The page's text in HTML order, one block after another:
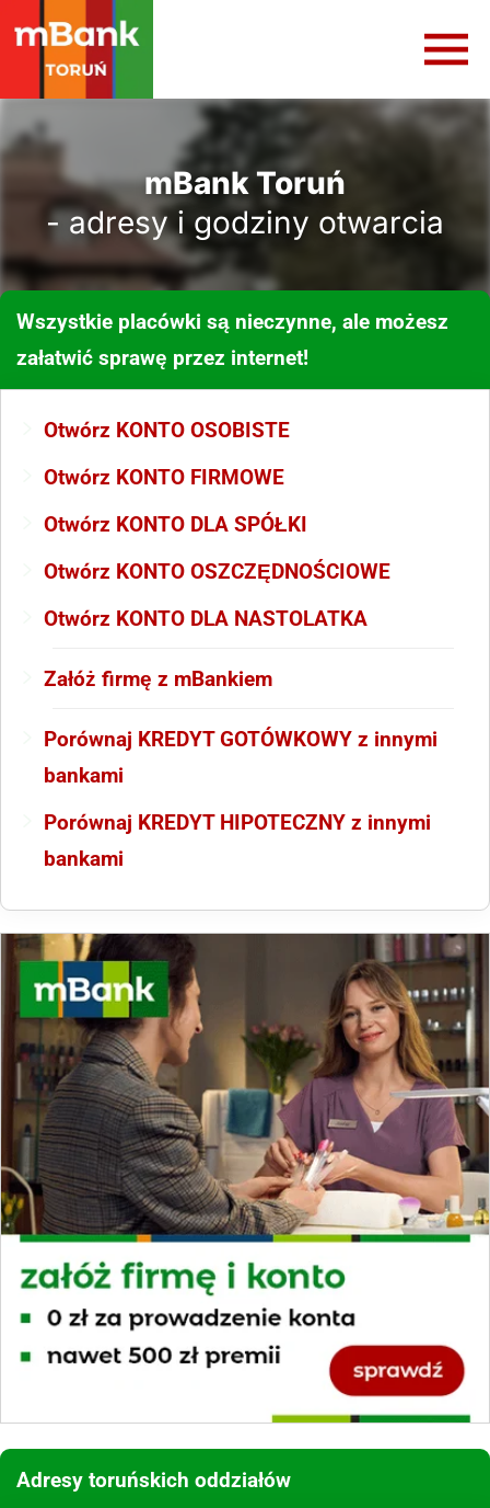
mBank Toruń
- adresy i godziny otwarcia
Wszystkie placówki są nieczynne, ale możesz
załatwić sprawę przez internet!
Otwórz KONTO OSOBISTE
Otwórz KONTO FIRMOWE
Otwórz KONTO DLA SPÓŁKI
Otwórz KONTO OSZCZĘDNOŚCIOWE
Otwórz KONTO DLA NASTOLATKA
Załóż firmę z mBankiem
Porównaj KREDYT GOTÓWKOWY z innymi
bankami
Porównaj KREDYT HIPOTECZNY z innymi
bankami
Adresy toruńskich oddziałów